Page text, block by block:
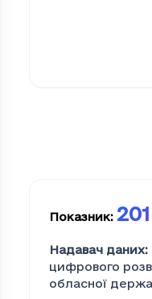
Показник:
Надавач даних:
цифрового
обласної